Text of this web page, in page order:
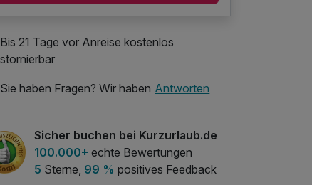
Bis 21 Tage vor Anreise kostenlos
stornierbar
Sie haben Fragen? Wir haben Antworten
Sicher buchen bei Kurzurlaub.de
100.000+ echte Bewertungen
5 Sterne, 99 % positives Feedback